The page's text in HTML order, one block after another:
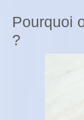
Pourquoi
?